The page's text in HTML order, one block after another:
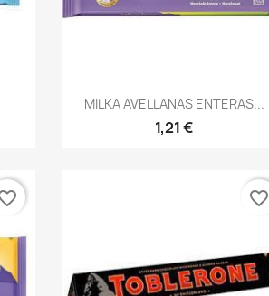
Vista rápida
MILKA AVELLANAS ENTERAS...
1,21 €
favorite_border